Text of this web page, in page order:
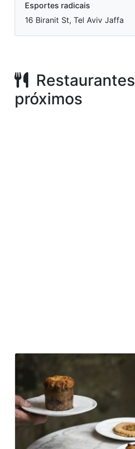
Esportes radicais
16 Biranit St, Tel Aviv Jaffa
Restaurantes
próximos